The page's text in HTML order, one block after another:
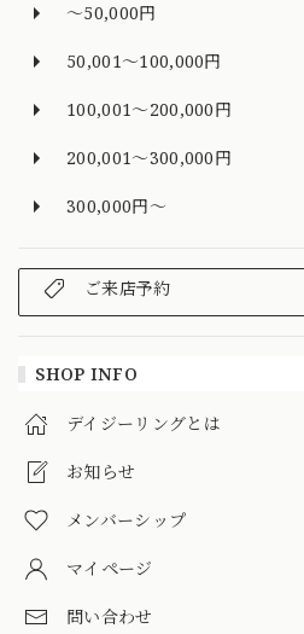
～50,000円
50,001～100,000円
100,001～200,000円
200,001～300,000円
300,000円～
ご来店予約
SHOP INFO
デイジーリングとは
お知らせ
メンバーシップ
マイページ
問い合わせ